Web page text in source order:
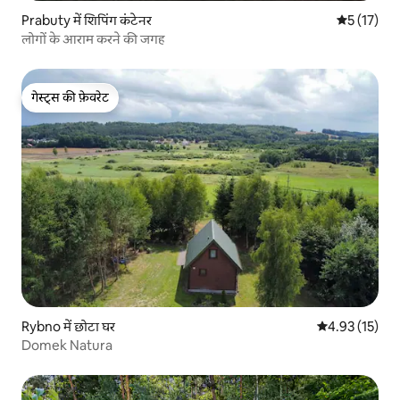
Prabuty में शिपिंग कंटेनर औसत रेटिंग
5 (17)
लोगों के आराम करने की जगह
गेस्ट्स की फ़ेवरेट
गेस्ट्स की फ़ेवरेट
Rybno में छोटा घर औसत रेटिंग 5 में
4.93 (15)
Domek Natura